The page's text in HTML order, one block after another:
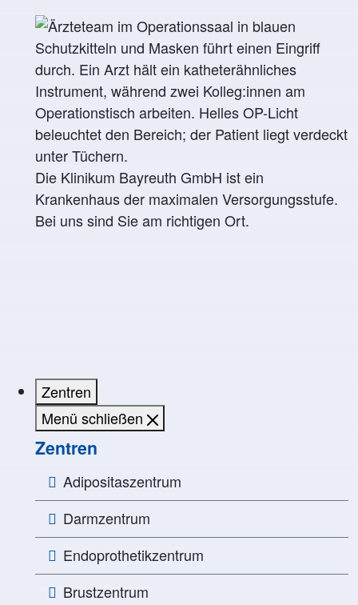
Die Klinikum Bayreuth GmbH ist ein
Krankenhaus der maximalen Versorgungsstufe.
Bei uns sind Sie am richtigen Ort.
Zentren
Menü schließen
Zentren
Adipositaszentrum
Darmzentrum
Endoprothetikzentrum
Brustzentrum